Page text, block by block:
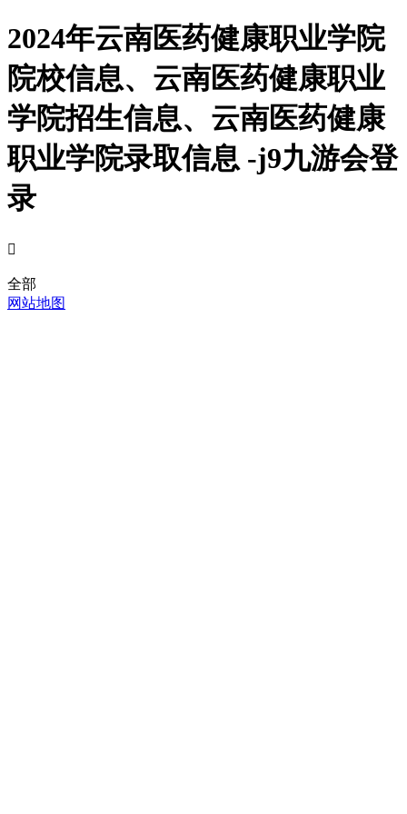
2024年云南医药健康职业学院
院校信息、云南医药健康职业
学院招生信息、云南医药健康
职业学院录取信息 -j9九游会登
录

全部
网站地图